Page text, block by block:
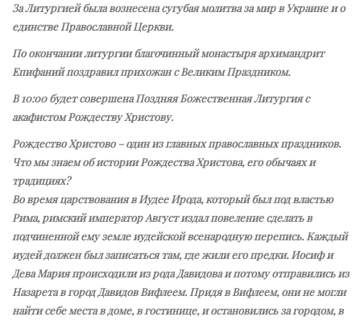
За Литургией была вознесена сугубая молитва за мир в Украине и о
единстве Православной Церкви.
По окончании литургии благочинный монастыря архимандрит
Епифаний поздравил прихожан с Великим Праздником.
В 10:00 будет совершена Поздняя Божественная Литургия с
акафистом Рождеству Христову.
Рождество Христово – один из главных православных праздников.
Что мы знаем об истории Рождества Христова, его обычаях и
традициях?
Во время царствования в Иудее Ирода, который был под властью
Рима, римский император Август издал повеление сделать в
подчиненной ему земле иудейской всенародную перепись. Каждый
иудей должен был записаться там, где жили его предки. Иосиф и
Дева Мария происходили из рода Давидова и потому отправились из
Назарета в город Давидов Вифлеем. Придя в Вифлеем, они не могли
найти себе места в доме, в гостинице, и остановились за городом, в